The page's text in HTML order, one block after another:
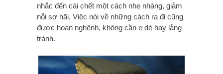
nhắc đến cái chết một cách nhẹ nhàng, giảm
nỗi sợ hãi. Việc nói về những cách ra đi cũng
được hoan nghênh, không cần e dè hay lảng
tránh.